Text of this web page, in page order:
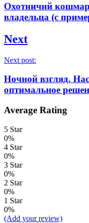
Охотничий
владельца (с
Next
Next post:
Ночной взгляд.
оптимальное
Average Rating
5 Star
0%
4 Star
0%
3 Star
0%
2 Star
0%
1 Star
0%
(Add your review)